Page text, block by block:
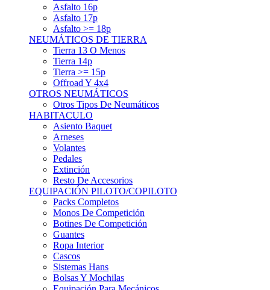
Asfalto 17p
Asfalto >= 18p
NEUMÁTICOS DE TIERRA
Tierra 13 O Menos
Tierra 14p
Tierra >= 15p
Offroad Y 4x4
OTROS NEUMÁTICOS
Otros Tipos De Neumáticos
HABITACULO
Asiento Baquet
Arneses
Volantes
Pedales
Extinción
Resto De Accesorios
EQUIPACIÓN PILOTO/COPILOTO
Packs Completos
Monos De Competición
Botines De Competición
Guantes
Ropa Interior
Cascos
Sistemas Hans
Bolsas Y Mochilas
Equipación Para Mecánicos
ANUNCIOS DE COMPRA